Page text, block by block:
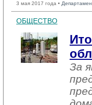
3 мая 2017 года •
ОБЩЕСТВО
За